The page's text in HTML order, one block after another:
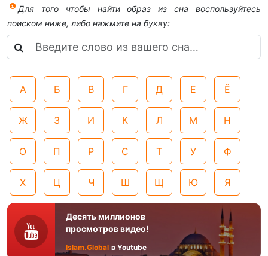
Для того чтобы найти образ из сна воспользуйтесь
поиском ниже, либо нажмите на букву:
А Б В Г Д Е Ё
Ж З И К Л М Н
О П Р С Т У Ф
Х Ц Ч Ш Щ Ю Я
Десять миллионов
просмотров видео!
Islam.Global в Youtube